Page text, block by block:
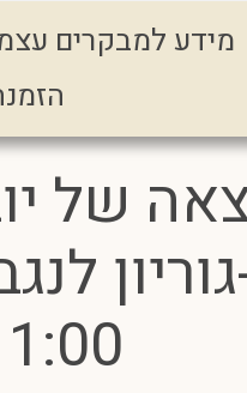
מידע למבקרים
11:00 בצריף בן-